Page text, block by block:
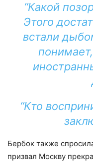
“Какой
Этого
встали
“Кто
Бербок также
призвал Москву